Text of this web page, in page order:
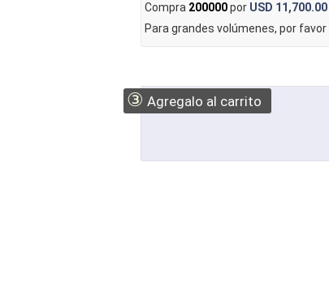
Compra 200000por USD 11,700.00
Para grandes volúmenes, por favor
③ Agregalo al carrito